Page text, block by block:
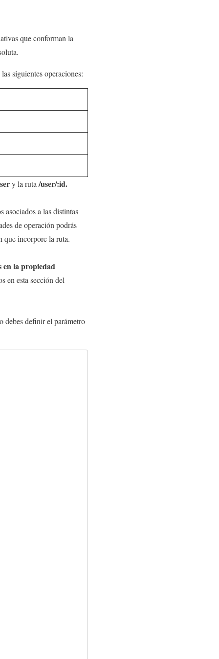
que conforman la
siguientes operaciones:
y la ruta /user/:id.
asociados a las distintas
de operación podrás
que incorpore la ruta.
en la propiedad
en esta sección del
debes definir el parámetro